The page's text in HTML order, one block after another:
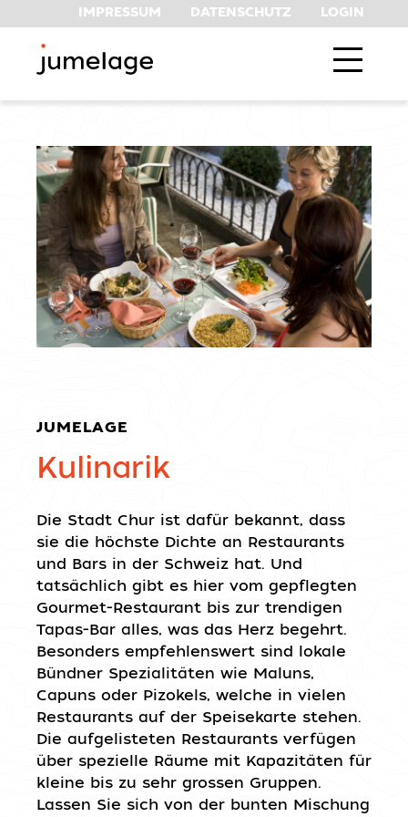
IMPRESSUM DATENSCHUTZ LOGIN
JUMELAGE
Kulinarik
Die Stadt Chur ist dafür bekannt, dass
sie die höchste Dichte an Restaurants
und Bars in der Schweiz hat. Und
tatsächlich gibt es hier vom gepflegten
Gourmet-Restaurant bis zur trendigen
Tapas-Bar alles, was das Herz begehrt.
Besonders empfehlenswert sind lokale
Bündner Spezialitäten wie Maluns,
Capuns oder Pizokels, welche in vielen
Restaurants auf der Speisekarte stehen.
Die aufgelisteten Restaurants verfügen
über spezielle Räume mit Kapazitäten für
kleine bis zu sehr grossen Gruppen.
Lassen Sie sich von der bunten Mischung